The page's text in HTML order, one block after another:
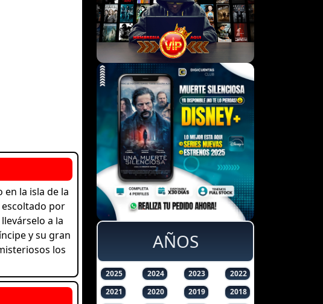
la isla de la
escoltado por
a la
y su gran
los
AÑOS
2025 2024 2023
2022
2021
2020 2019
2018